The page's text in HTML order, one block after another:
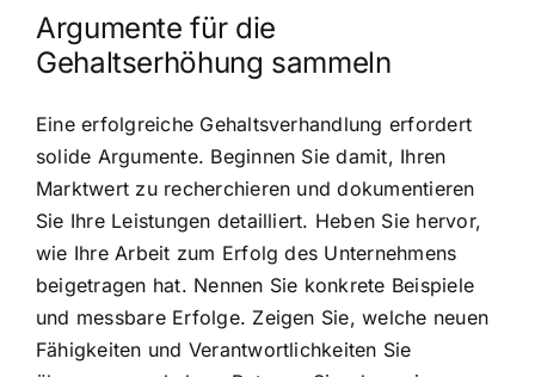
Argumente für die
Gehaltserhöhung sammeln
Eine erfolgreiche Gehaltsverhandlung erfordert
solide Argumente. Beginnen Sie damit, Ihren
Marktwert zu recherchieren und dokumentieren
Sie Ihre Leistungen detailliert. Heben Sie hervor,
wie Ihre Arbeit zum Erfolg des Unternehmens
beigetragen hat. Nennen Sie konkrete Beispiele
und messbare Erfolge. Zeigen Sie, welche neuen
Fähigkeiten und Verantwortlichkeiten Sie